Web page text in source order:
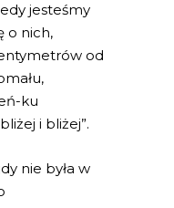
jesteśmy
o nich,
od
ku
i bliżej”.
nie była w